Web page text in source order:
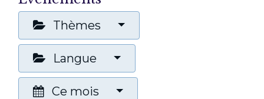
Thèmes
Langue
Ce mois